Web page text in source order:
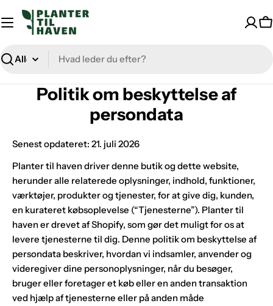
til
Søge
Politik om beskyttelse af
persondata
Senest opdateret: 21. juli 2026
Planter til haven driver denne butik og dette website,
herunder alle relaterede oplysninger, indhold, funktioner,
værktøjer, produkter og tjenester, for at give dig, kunden,
en kurateret købsoplevelse (“Tjenesterne”). Planter til
haven er drevet af Shopify, som gør det muligt for os at
levere tjenesterne til dig. Denne politik om beskyttelse af
persondata beskriver, hvordan vi indsamler, anvender og
videregiver dine personoplysninger, når du besøger,
bruger eller foretager et køb eller en anden transaktion
ved hjælp af tjenesterne eller på anden måde